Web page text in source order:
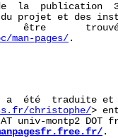
la  publication
projet et des
être
man-pages/ .
a  été  traduite
christophe/>
univ-montp2 DOT
.